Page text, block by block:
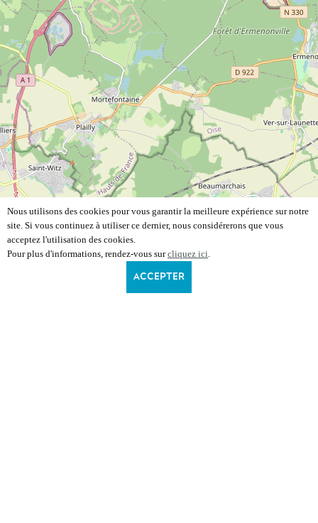
Nous utilisons des cookies pour vous garantir la meilleure expérience sur notre
site. Si vous continuez à utiliser ce dernier, nous considérerons que vous
acceptez l'utilisation des cookies.
Pour plus d'informations, rendez-vous surcliquez ici.
ACCEPTER